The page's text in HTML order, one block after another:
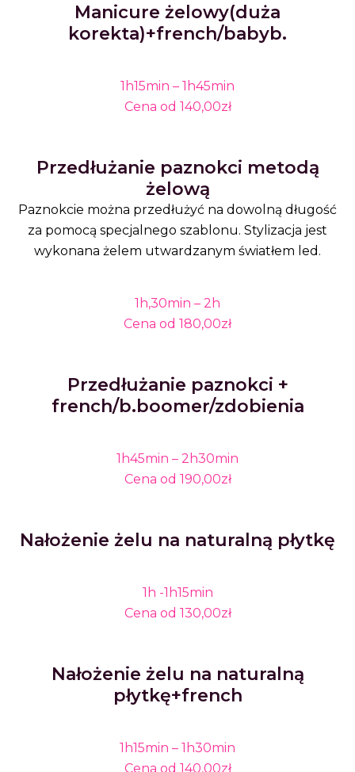
Manicure żelowy(duża
korekta)+french/babyb.
1h15min – 1h45min
Cena od 140,00zł
Przedłużanie paznokci metodą
żelową
Paznokcie można przedłużyć na dowolną długość
za pomocą specjalnego szablonu. Stylizacja jest
wykonana żelem utwardzanym światłem led.
1h,30min – 2h
Cena od 180,00zł
Przedłużanie paznokci +
french/b.boomer/zdobienia
1h45min – 2h30min
Cena od 190,00zł
Nałożenie żelu na naturalną płytkę
1h -1h15min
Cena od 130,00zł
Nałożenie żelu na naturalną
płytkę+french
1h15min – 1h30min
Cena od 140,00zł